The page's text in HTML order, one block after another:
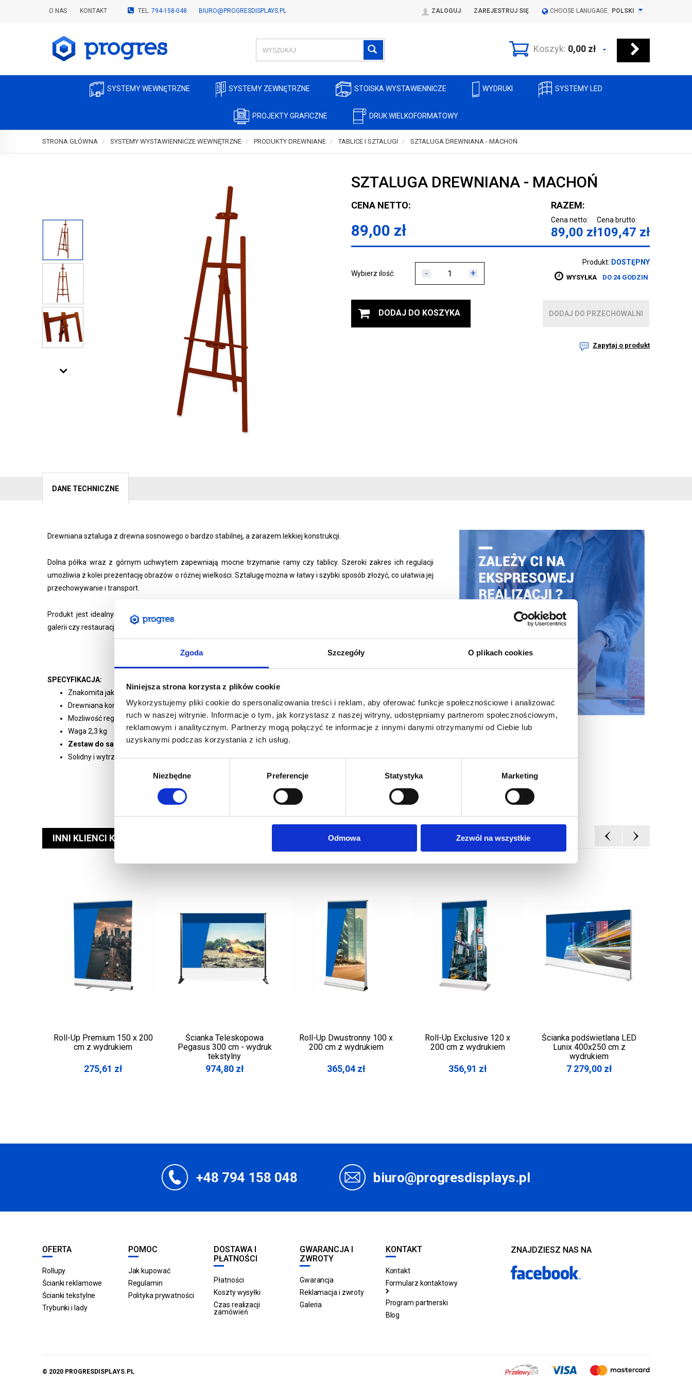
Zgoda Szczegóły O plikach cookies
Niniejsza strona korzysta z plików cookie
Wykorzystujemy pliki cookie do spersonalizowania treści i reklam, aby oferować funkcje społecznościowe i analizować
ruch w naszej witrynie. Informacje o tym, jak korzystasz z naszej witryny, udostępniamy partnerom społecznościowym,
reklamowym i analitycznym. Partnerzy mogą połączyć te informacje z innymi danymi otrzymanymi od Ciebie lub
uzyskanymi podczas korzystania z ich usług.
Niezbędne Preferencje Statystyka Marketing
Odmowa Zezwól na wszystkie
O NAS KONTAKT TEL. 794-158-048 BIURO@PROGRESDISPLAYS.PL ZALOGUJ ZAREJESTRUJ SIĘ CHOOSE LANUGAGE: POLSKI
Koszyk: 0,00 zł
SYSTEMY WEWNĘTRZNE SYSTEMY ZEWNĘTRZNE STOISKA WYSTAWIENNICZE WYDRUKI SYSTEMY LED
PROJEKTY GRAFICZNE DRUK WIELKOFORMATOWY
STRONA GŁÓWNA SYSTEMY WYSTAWIENNICZE WEWNĘTRZNE PRODUKTY DREWNIANE TABLICE I SZTALUGI SZTALUGA DREWNIANA - MACHOŃ
SZTALUGA DREWNIANA - MACHOŃ
CENA NETTO:
89,00 zł
RAZEM:
Cena netto:
89,00 zł
Cena brutto:
109,47 zł
Wybierz ilość: - +
Produkt: DOSTĘPNY
WYSYŁKA DO 24 GODZIN
DODAJ DO KOSZYKA DODAJ DO PRZECHOWALNI
Zapytaj o produkt
DANE TECHNICZNE
Drewniana sztaluga z drewna sosnowego o bardzo stabilnej, a zarazem lekkiej konstrukcji.
Dolna półka wraz z górnym uchwytem zapewniają mocne trzymanie ramy czy tablicy. Szeroki zakres ich regulacji
umożliwia z kolei prezentację obrazów o różnej wielkości. Sztalugę można w łatwy i szybki sposób złożyć, co ułatwia jej
przechowywanie i transport.
Produkt jest idealnym rozwiązaniem dla osób, które poszukują klasycznego i eleganckiego ekspozytora do sklepu,
galerii czy restauracji.
SPECYFIKACJA:
Znakomita jakość w stosunku do ceny
Drewniana konstrukcja
Możliwość regulacji
Waga 2,3 kg
Zestaw do samodzielnego montażu
Solidny i wytrzymały
INNI KLIENCI KUPILI RÓWNIEŻ
Roll-Up Premium 150 x 200
cm z wydrukiem
275,61 zł
Ścianka Teleskopowa
Pegasus 300 cm - wydruk
tekstylny
974,80 zł
Roll-Up Dwustronny 100 x
200 cm z wydrukiem
365,04 zł
Roll-Up Exclusive 120 x
200 cm z wydrukiem
356,91 zł
Ścianka podświetlana LED
Lunix 400x250 cm z
wydrukiem
7 279,00 zł
+48 794 158 048 biuro@progresdisplays.pl
OFERTA
Rollupy
Ścianki reklamowe
Ścianki tekstylne
Trybunki i lady
POMOC
Jak kupować
Regulamin
Polityka prywatności
DOSTAWA I
PŁATNOŚCI
Płatności
Koszty wysyłki
Czas realizacji
zamówień
GWARANCJA I
ZWROTY
Gwarancja
Reklamacja i zwroty
Galeria
KONTAKT
Kontakt
Formularz kontaktowy
Program partnerski
Blog
ZNAJDZIESZ NAS NA
© 2020 PROGRESDISPLAYS.PL